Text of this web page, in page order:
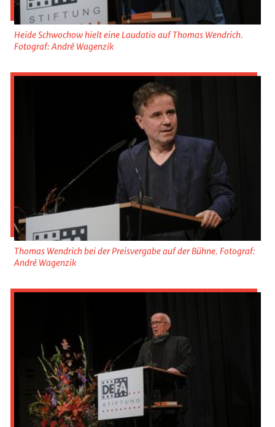
Heide Schwochow hielt eine Laudatio auf Thomas Wendrich.
Fotograf: André Wagenzik
Thomas Wendrich bei der Preisvergabe auf der Bühne. Fotograf:
André Wagenzik